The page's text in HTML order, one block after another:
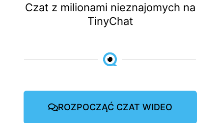
Czat z milionami nieznajomych na
TinyChat
ROZPOCZĄĆ CZAT WIDEO